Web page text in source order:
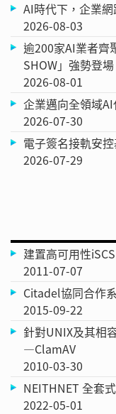
AI時代下，企業
2026-08-03
逾200家AI業者齊
SHOW」強勢登場
2026-08-01
企業邁向全領域AI
2026-07-30
電子簽名接軌安
2026-07-29
建置高可用性
2011-07-07
Citadel協同合作
2015-09-22
針對UNIX及其相
—ClamAV
2010-03-30
NEITHNET 全套
2022-05-01